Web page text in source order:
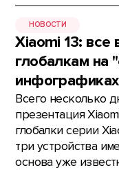
НОВОСТИ
Xiaomi 13:
глобалкам на
инфографиках
Всего несколько
презентация
глобалки серии
три устройства
основа уже